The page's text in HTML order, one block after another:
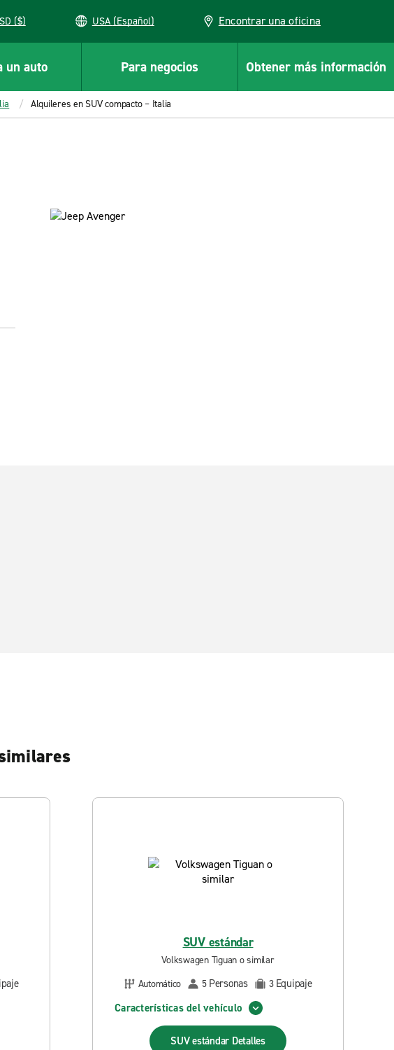
($) USA (Español) Encontrar una oficina
un auto Para negocios Obtener más información
Alquileres en SUV compacto – Italia
SUV estándar
Volkswagen Tiguan o similar
Automático
5 Personas 3 Equipaje
Características del vehículo
SUV estándar Detalles